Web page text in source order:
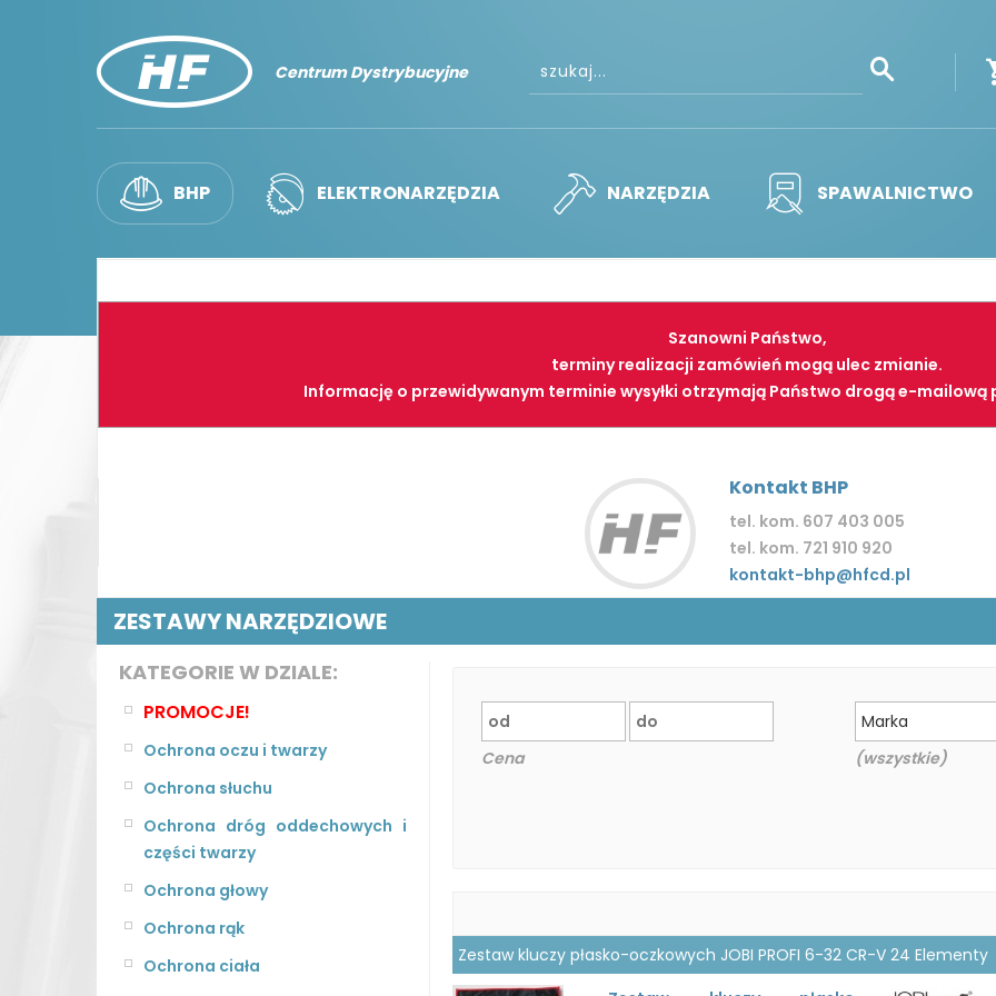
Centrum Dystrybucyjne
BHP ELEKTRONARZĘDZIA NARZĘDZIA SPAWALNICTWO
Szanowni Państwo,
terminy realizacji zamówień mogą ulec zmianie.
Informację o przewidywanym terminie wysyłki otrzymają Państwo drogą e-mailową
Kontakt BHP
tel. kom. 607 403 005
tel. kom. 721 910 920
kontakt-bhp@hfcd.pl
ZESTAWY NARZĘDZIOWE
KATEGORIE W DZIALE:
PROMOCJE!
Ochrona oczu i twarzy
Ochrona słuchu
Ochrona dróg oddechowych i
części twarzy
Ochrona głowy
Ochrona rąk
Ochrona ciała
Cena
Marka
(wszystkie)
Zestaw kluczy płasko-oczkowych JOBI PROFI 6-32 CR-V 24 Elementy